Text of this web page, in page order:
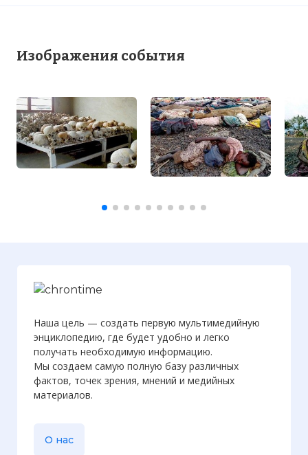
Изображения события
Наша цель — создать первую мультимедийную
энциклопедию, где будет удобно и легко
получать необходимую информацию.
Мы создаем самую полную базу различных
фактов, точек зрения, мнений и медийных
материалов.
О нас